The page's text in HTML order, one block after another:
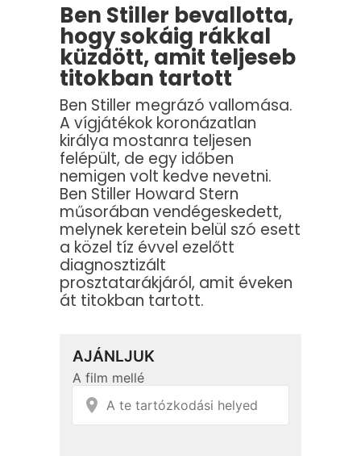
Ben Stiller bevallotta,
hogy sokáig rákkal
küzdött, amit teljeseb
titokban tartott
Ben Stiller megrázó vallomása.
A vígjátékok koronázatlan
királya mostanra teljesen
felépült, de egy időben
nemigen volt kedve nevetni.
Ben Stiller Howard Stern
műsorában vendégeskedett,
melynek keretein belül szó esett
a közel tíz évvel ezelőtt
diagnosztizált
prosztatarákjáról, amit éveken
át titokban tartott.